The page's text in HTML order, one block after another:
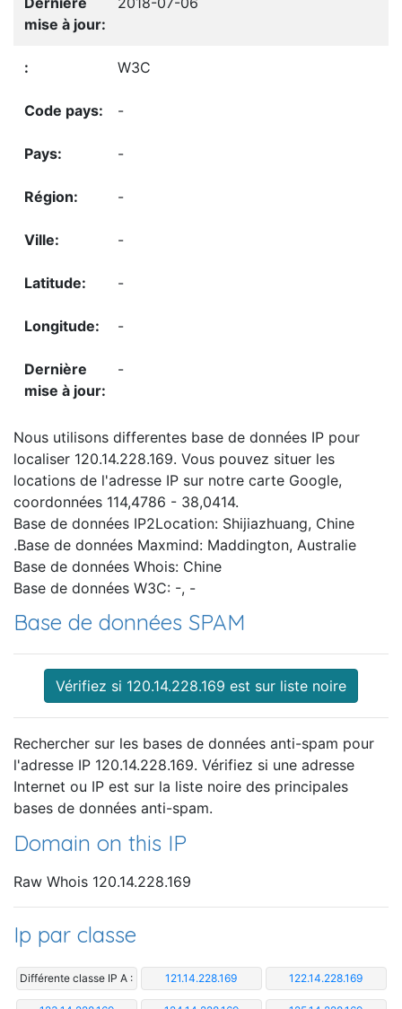
W3C
-
-
-
-
-
-
-
Nous utilisons differentes base de données IP pour
localiser 120.14.228.169. Vous pouvez situer les
locations de l'adresse IP sur notre carte Google,
coordonnées 114,4786 - 38,0414.
Base de données IP2Location: Shijiazhuang, Chine
.Base de données Maxmind: Maddington, Australie
Base de données Whois: Chine
Base de données W3C: -, -
Base de données SPAM
Vérifiez si 120.14.228.169 est sur liste noire
Rechercher sur les bases de données anti-spam pour
l'adresse IP 120.14.228.169. Vérifiez si une adresse
Internet ou IP est sur la liste noire des principales
bases de données anti-spam.
Domain on this IP
Raw Whois 120.14.228.169
Ip par classe
Différente classe IP A : 121.14.228.169 122.14.228.169